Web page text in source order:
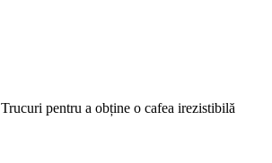
Trucuri pentru a obține o cafea irezistibilă